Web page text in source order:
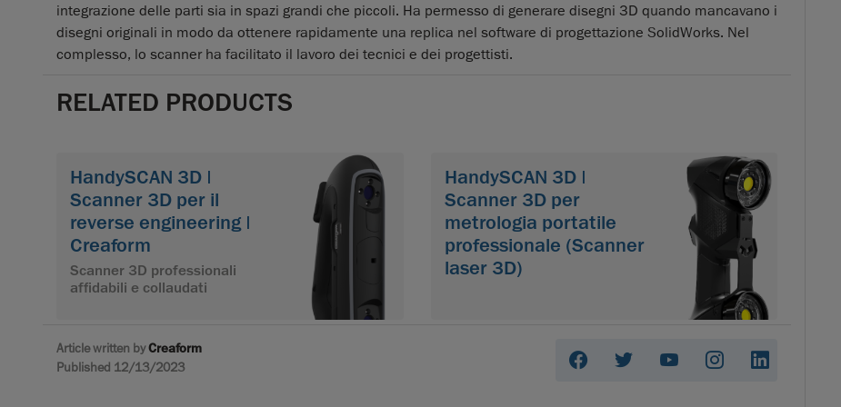
integrazione delle parti sia in spazi grandi che piccoli. Ha permesso di generare disegni 3D quando mancavano i
disegni originali in modo da ottenere rapidamente una replica nel software di progettazione SolidWorks. Nel
complesso, lo scanner ha facilitato il lavoro dei tecnici e dei progettisti.
RELATED PRODUCTS
HandySCAN 3D |
Scanner 3D per il
reverse engineering |
Creaform
Scanner 3D professionali
affidabili e collaudati
HandySCAN 3D |
Scanner 3D per
metrologia portatile
professionale (Scanner
laser 3D)
Article written byCreaform
Published 12/13/2023